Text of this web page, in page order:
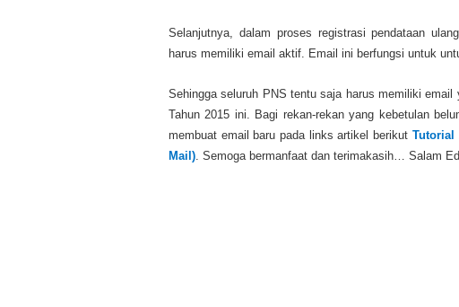
Selanjutnya, dalam proses registrasi pendataan
harus memiliki email aktif. Email ini berfungsi untuk
Sehingga seluruh PNS tentu saja harus memiliki
Tahun 2015 ini. Bagi rekan-rekan yang kebetulan
membuat email baru pada links artikel berikut Tutorial
Mail). Semoga bermanfaat dan terimakasih… Salam